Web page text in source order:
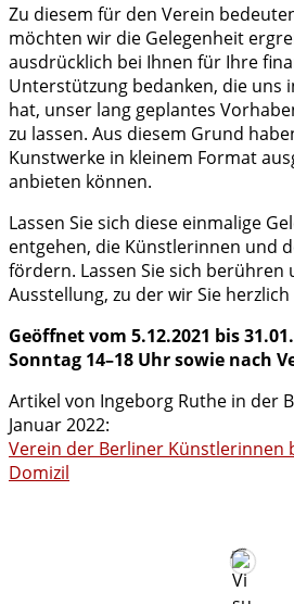
Zu diesem für den Verein
möchten wir die Gelegenheit
ausdrücklich bei Ihnen für Ihre
Unterstützung bedanken, die uns
hat, unser lang geplantes
zu lassen. Aus diesem Grund
Kunstwerke in kleinem Format
anbieten können.
Lassen Sie sich diese einmalige
entgehen, die Künstlerinnen und
fördern. Lassen Sie sich
Ausstellung, zu der wir Sie
Geöffnet vom 5.12.2021 bis
Sonntag 14–18 Uhr sowie nach
Artikel von Ingeborg Ruthe in der
Januar 2022:
Verein der Berliner Künstlerinnen
Domizil